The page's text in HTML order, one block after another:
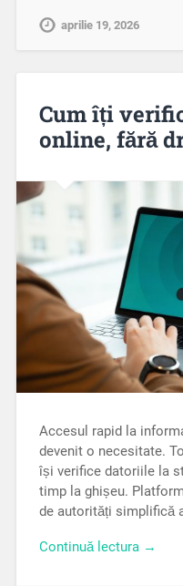
aprilie 19, 2026
Cum îți
online, fără
Accesul rapid la
devenit o necesitate.
își verifice datoriile la
timp la ghișeu.
de autorități simplifică
Continuă lectura →